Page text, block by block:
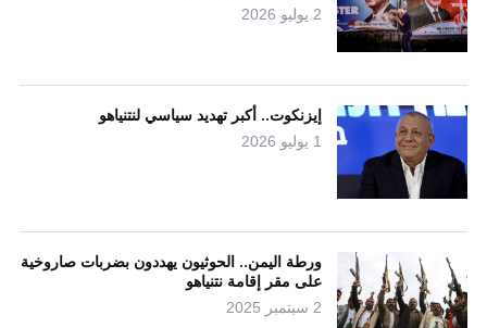
2 يوليو 2026
إيزنكوت.. أكبر تهديد سياسي لنتنياهو
1 يوليو 2026
ورطة اليمن.. الحوثيون يهددون بضربات صاروخية
على مقر إقامة نتنياهو
2 سبتمبر 2025